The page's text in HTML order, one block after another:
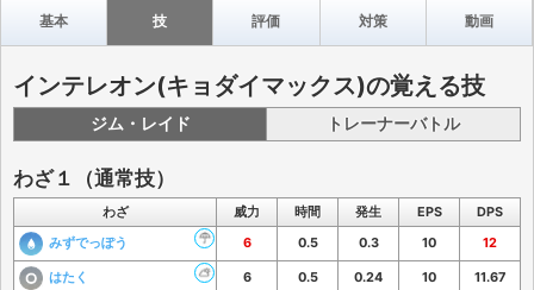
基本 技 評価 対策 動画
インテレオン(キョダイマックス)の覚える技
ジム・レイド トレーナーバトル
わざ１（通常技）
わざ 威力 時間 発生 EPS
DPS
みずでっぽう
6 0.5 0.3 10 12
はたく 6 0.5 0.24 10 11.67